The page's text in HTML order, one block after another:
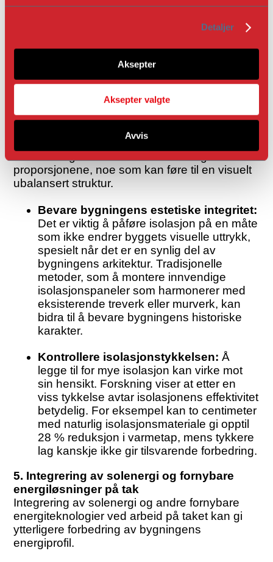
Detaljer
Aksepter
Aksepter valgte
Avvis
av et tettere isolasjonsmateriale som
trefiber. Denne lagdelingen bidrar til å
optimal effektivitet uten at det går på
bekostning av bygningens helse.
4. Opprettholde loftets proporsjoner og
konstruktive integritet
Eldre bygninger har ofte loft som er utformet
med spesifikke proporsjoner for å balansere
varme- og fukttransport. Overisolering eller
proporsjonene, noe som kan føre til en visuelt
ubalansert struktur.
Bevare bygningens estetiske integritet:
Det er viktig å påføre isolasjon på en måte
som ikke endrer byggets visuelle uttrykk,
spesielt når det er en synlig del av
bygningens arkitektur. Tradisjonelle
metoder, som å montere innvendige
isolasjonspaneler som harmonerer med
eksisterende treverk eller murverk, kan
bidra til å bevare bygningens historiske
karakter.
Kontrollere isolasjonstykkelsen: Å
legge til for mye isolasjon kan virke mot
sin hensikt. Forskning viser at etter en
viss tykkelse avtar isolasjonens effektivitet
betydelig. For eksempel kan to centimeter
med naturlig isolasjonsmateriale gi opptil
28 % reduksjon i varmetap, mens tykkere
lag kanskje ikke gir tilsvarende forbedring.
5. Integrering av solenergi og fornybare
energiløsninger på tak
Integrering av solenergi og andre fornybare
energiteknologier ved arbeid på taket kan gi
ytterligere forbedring av bygningens
energiprofil.